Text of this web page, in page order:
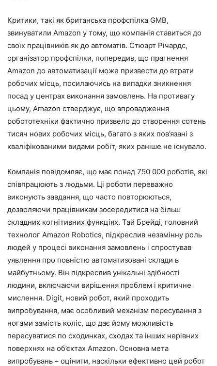
Критики, такі як британська профспілка GMB,
звинуватили Amazon у тому, що компанія ставиться до
своїх працівників як до автоматів. Стюарт Річардс,
організатор профспілки, попередив, що прагнення
Amazon до автоматизації може призвести до втрати
робочих місць, посилаючись на випадки зникнення
посад у центрах виконання замовлень. На противагу
цьому, Amazon стверджує, що впровадження
робототехніки фактично призвело до створення сотень
тисяч нових робочих місць, багато з яких пов’язані з
кваліфікованими видами робіт, яких раніше не існувало.
Компанія повідомляє, що має понад 750 000 роботів, які
співпрацюють з людьми. Ці роботи переважно
виконують завдання, що часто повторюються,
дозволяючи працівникам зосередитися на більш
складних когнітивних функціях. Тай Брейді, головний
технолог Amazon Robotics, підкреслив незамінну роль
людей у процесі виконання замовлень і спростував
уявлення про повністю автоматизовані склади в
майбутньому. Він підкреслив унікальні здібності
людини, включаючи вирішення проблем і критичне
мислення. Digit, новий робот, який проходить
випробування, має особливий механізм пересування з
ногами замість коліс, що дає йому можливість
пересуватися по сходинках, сходах та інших нерівних
поверхнях на об’єктах Amazon. Основна мета
випробувань – оцінити, наскільки ефективно цей робот